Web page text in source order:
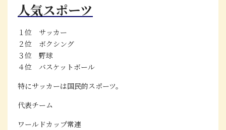
人気スポーツ
１位 サッカー
２位 ボクシング
３位 野球
４位 バスケットボール
特にサッカーは国民的スポーツ。
代表チーム
ワールドカップ常連